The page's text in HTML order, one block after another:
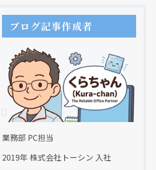
ブログ記事作成者
業務部 PC担当
2019年 株式会社トーシン 入社